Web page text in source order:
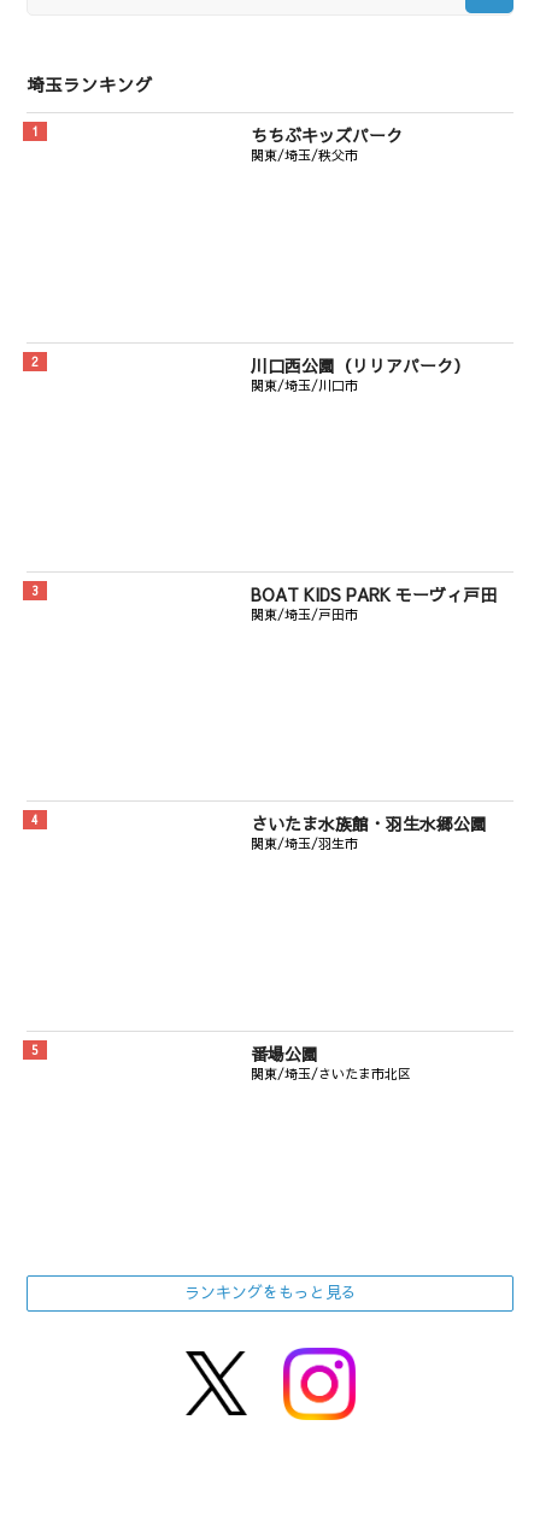
埼玉ランキング
ちちぶキッズパーク
関東/埼玉/秩父市
川口西公園（リリアパーク）
関東/埼玉/川口市
BOAT KIDS PARK モーヴィ戸田
関東/埼玉/戸田市
さいたま水族館・羽生水郷公園
関東/埼玉/羽生市
番場公園
関東/埼玉/さいたま市北区
ランキングをもっと見る